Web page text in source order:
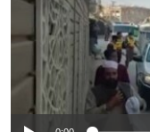
No